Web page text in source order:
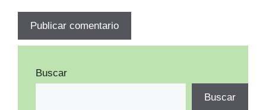
Buscar
Buscar